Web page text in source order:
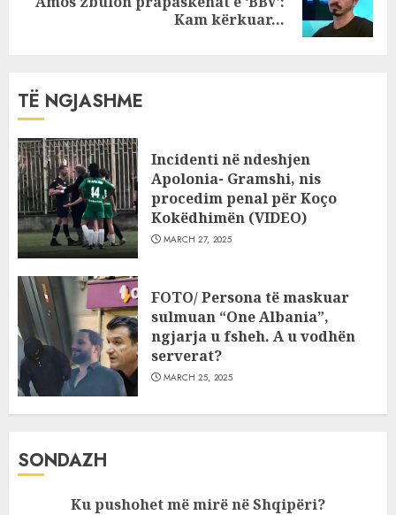
Kam kërkuar…
TË NGJASHME
Incidenti në ndeshjen
Apolonia- Gramshi, nis
procedim penal për Koço
Kokëdhimën (VIDEO)
MARCH 27, 2025
FOTO/ Persona të maskuar
sulmuan “One Albania”,
ngjarja u fsheh. A u vodhën
serverat?
MARCH 25, 2025
SONDAZH
Ku pushohet më mirë në Shqipëri?